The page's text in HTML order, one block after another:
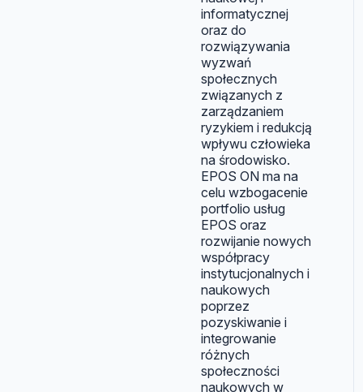
informatycznej
oraz do
rozwiązywania
wyzwań
społecznych
związanych z
zarządzaniem
ryzykiem i redukcją
wpływu człowieka
na środowisko.
EPOS ON ma na
celu wzbogacenie
portfolio usług
EPOS oraz
rozwijanie nowych
współpracy
instytucjonalnych i
naukowych
poprzez
pozyskiwanie i
integrowanie
różnych
społeczności
naukowych w